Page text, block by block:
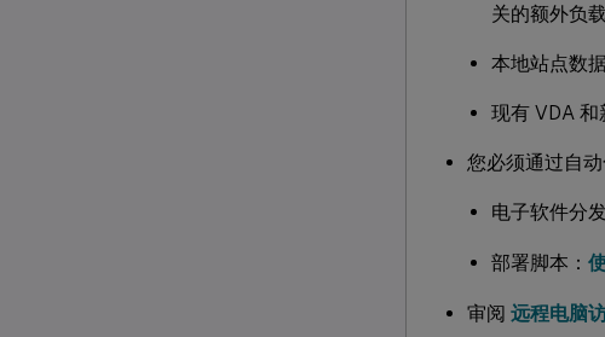
关的额外负
本地站点数
现有 VDA 和
您必须通过自
电子软件分
部署脚本：
审阅 远程电脑